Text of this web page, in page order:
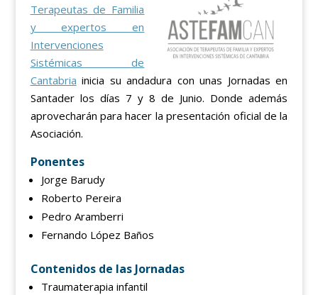
Terapeutas de Familia
y expertos en
Intervenciones
Sistémicas de
Cantabria inicia su andadura con unas Jornadas en
Santader los días 7 y 8 de Junio. Donde además
aprovecharán para hacer la presentación oficial de la
Asociación.
Ponentes
Jorge Barudy
Roberto Pereira
Pedro Aramberri
Fernando López Baños
Contenidos de las Jornadas
Traumaterapia infantil